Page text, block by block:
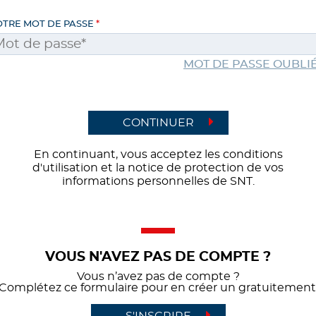
MOT DE PASSE
MOT DE PASSE
CONTINUER
En continuant, vous acceptez les conditions
d'utilisation et la notice de protection de vos
informations personnelles de SNT.
VOUS N'AVEZ PAS DE COMPTE ?
Vous n’avez pas de compte ?
ce formulaire pour en créer un